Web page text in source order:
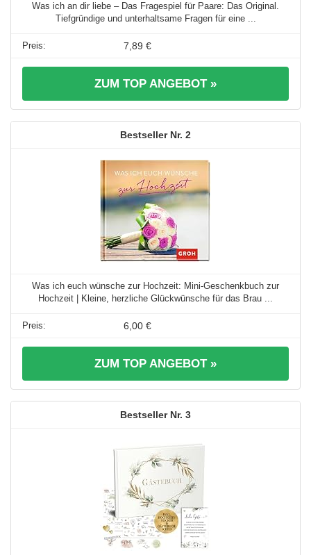
Was ich an dir liebe – Das Fragespiel für Paare: Das Original.
Tiefgründige und unterhaltsame Fragen für eine ...
7,89 €
ZUM TOP ANGEBOT »
2
Was ich euch wünsche zur Hochzeit: Mini-Geschenkbuch zur
Hochzeit | Kleine, herzliche Glückwünsche für das Brau ...
6,00 €
ZUM TOP ANGEBOT »
3